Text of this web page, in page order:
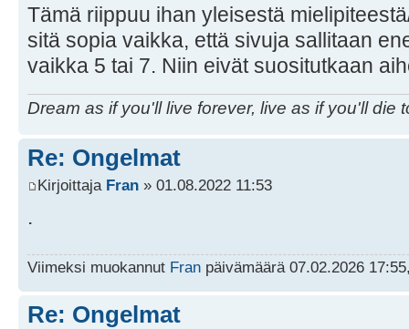
Tämä riippuu ihan yleisestä
sitä sopia vaikka, että sivuja sallitaan
vaikka 5 tai 7. Niin eivät suositutkaan
Dream as if you'll live forever, live as if you'll die
Re: Ongelmat
Kirjoittaja Fran » 01.08.2022 11:53
.
Viimeksi muokannut Fran päivämäärä 07.02.2026
Re: Ongelmat